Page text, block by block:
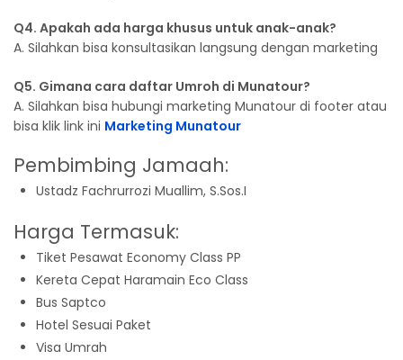
Q4. Apakah ada harga khusus untuk anak-anak?
A. Silahkan bisa konsultasikan langsung dengan marketing
Q5. Gimana cara daftar Umroh di Munatour?
A. Silahkan bisa hubungi marketing Munatour di footer atau
bisa klik link ini Marketing Munatour
Pembimbing Jamaah:
Ustadz Fachrurrozi Muallim, S.Sos.I
Harga Termasuk:
Tiket Pesawat Economy Class PP
Kereta Cepat Haramain Eco Class
Bus Saptco
Hotel Sesuai Paket
Visa Umrah